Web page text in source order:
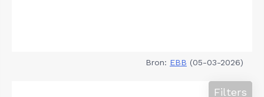
Bron: EBB (05-03-2026)
Filters